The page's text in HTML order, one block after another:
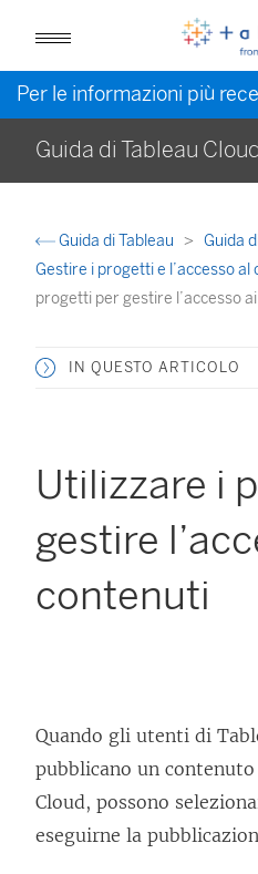
Per le informazioni più
Guida di Tableau
Guida di Tableau Guida
Gestire i progetti e l’accesso al
progetti per gestire l’accesso
IN QUESTO ARTICOLO
Utilizzare i
gestire
contenuti
Quando gli utenti di
pubblicano un
Cloud, possono
eseguirne la